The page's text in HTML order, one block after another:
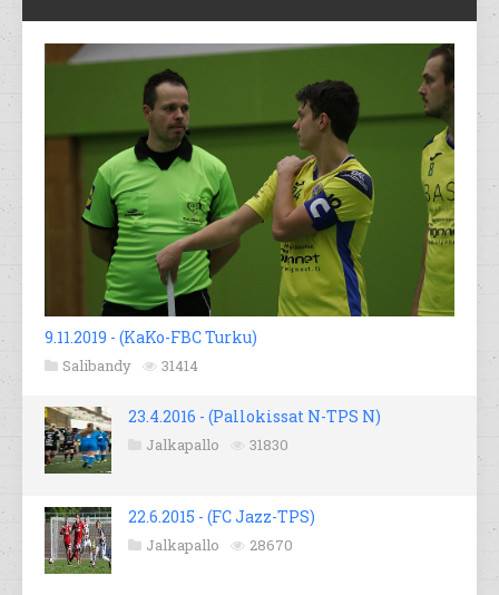
9.11.2019 - (KaKo-FBC Turku)
Salibandy 31414
23.4.2016 - (Pallokissat N-TPS N)
Jalkapallo 31830
22.6.2015 - (FC Jazz-TPS)
Jalkapallo 28670